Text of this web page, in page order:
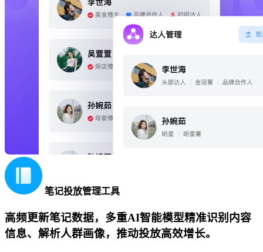
笔记投放管理工具
高频更新笔记数据，多重AI智能模型精准识别内容
信息、解析人群画像，推动投放高效增长。